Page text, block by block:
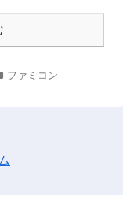
ファミコン